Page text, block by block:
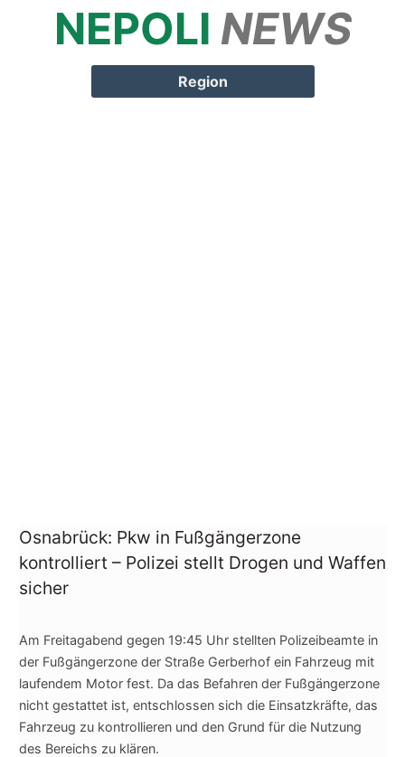
NEPOLI NEWS
Region
Osnabrück: Pkw in Fußgängerzone
kontrolliert – Polizei stellt Drogen und Waffen
sicher
Am Freitagabend gegen 19:45 Uhr stellten Polizeibeamte in
der Fußgängerzone der Straße Gerberhof ein Fahrzeug mit
laufendem Motor fest. Da das Befahren der Fußgängerzone
nicht gestattet ist, entschlossen sich die Einsatzkräfte, das
Fahrzeug zu kontrollieren und den Grund für die Nutzung
des Bereichs zu klären.